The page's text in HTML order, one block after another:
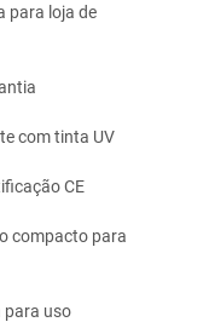
para loja de
com tinta UV
CE
compacto para
para uso